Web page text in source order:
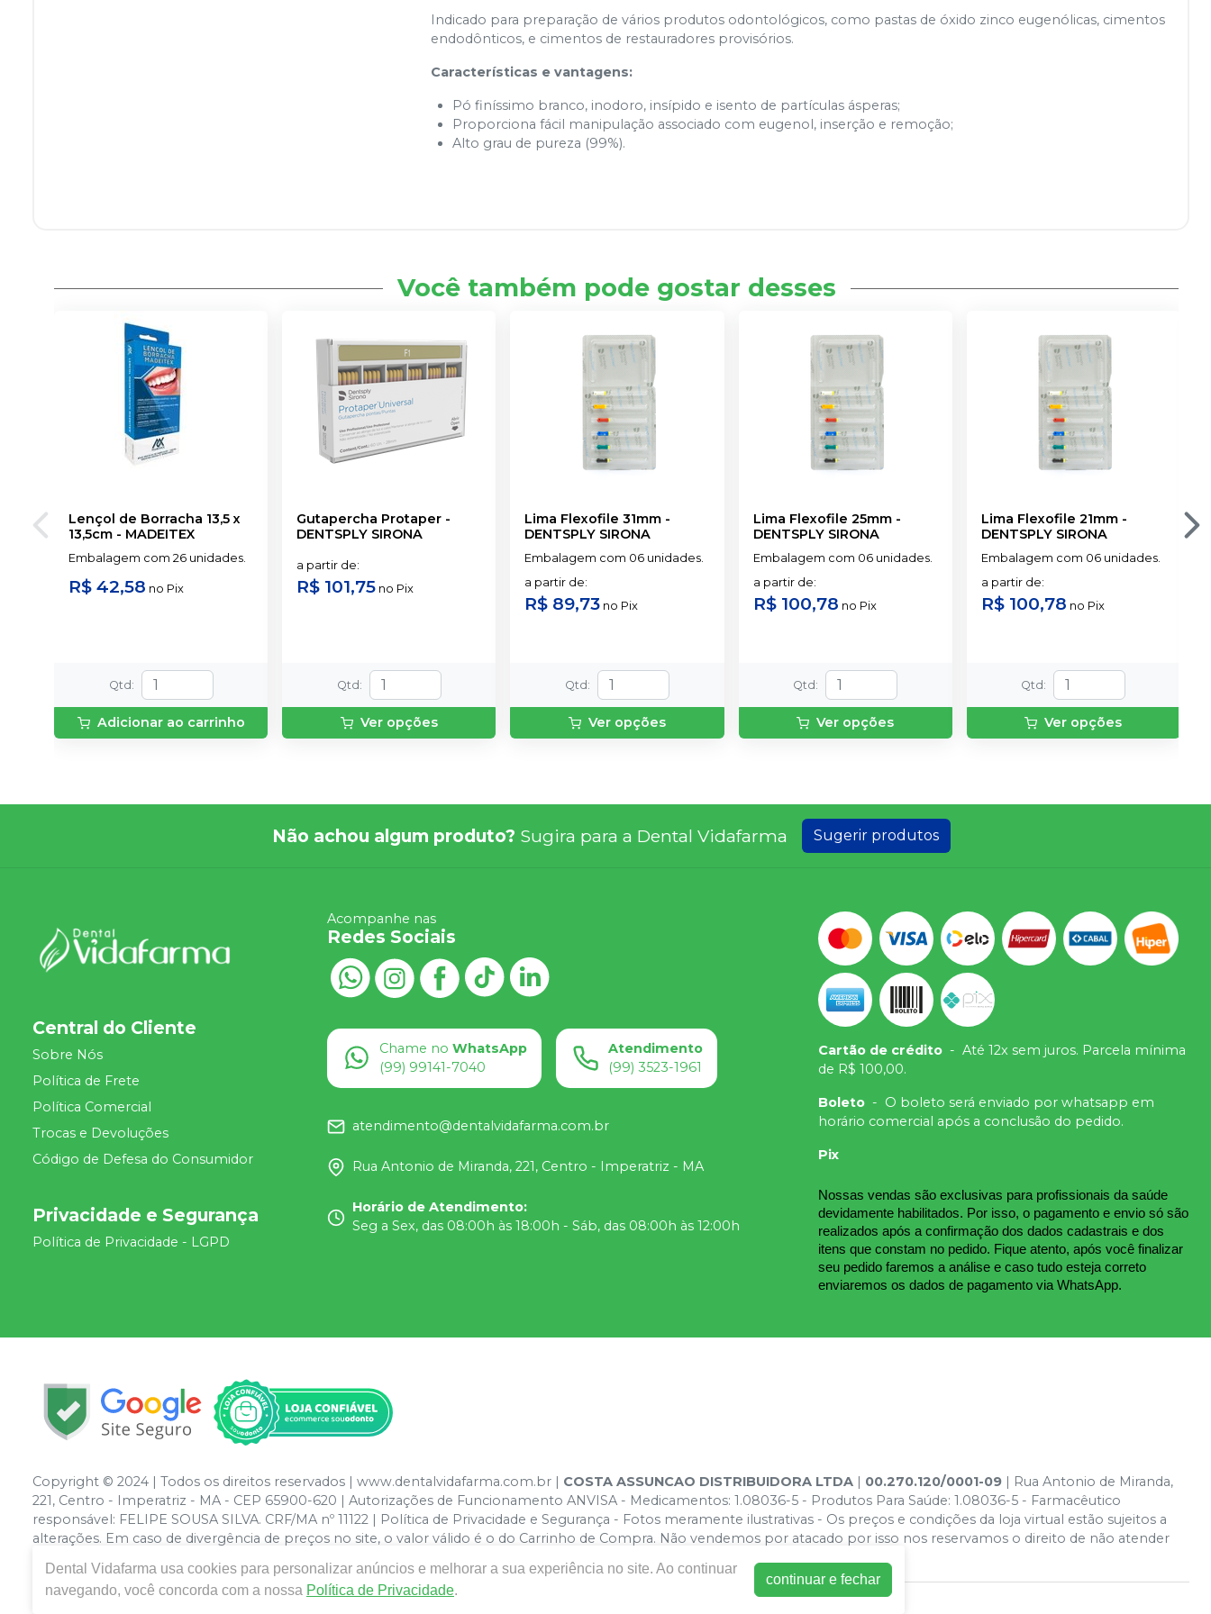
Indicado para preparação de vários produtos odontológicos, como pastas de óxido zinco eugenólicas, cimentos
endodônticos, e cimentos de restauradores provisórios.
Características e vantagens:
Pó finíssimo branco, inodoro, insípido e isento de partículas ásperas;
Proporciona fácil manipulação associado com eugenol, inserção e remoção;
Alto grau de pureza (99%).
Você também pode gostar desses
Lençol de Borracha 13,5 x
13,5cm - MADEITEX
Embalagem com 26 unidades.
R$ 42,58 no Pix
Qtd :
Adicionar ao carrinho
Gutapercha Protaper -
DENTSPLY SIRONA
a partir de:
R$ 101,75 no Pix
Qtd :
Ver opções
Lima Flexofile 31mm -
DENTSPLY SIRONA
Embalagem com 06 unidades.
a partir de:
R$ 89,73 no Pix
Qtd :
Ver opções
Lima Flexofile 25mm-
DENTSPLY SIRONA
Embalagem com 06 unidades.
a partir de:
R$ 100,78 no Pix
Qtd :
Ver opções
Lima Flexofile 21mm-
DENTSPLY SIRONA
Embalagem com 06 unidades.
a partir de:
R$ 100,78 no Pix
Qtd :
Ver opções
Não achou algum produto? Sugira para a Dental Vidafarma Sugerir produtos
Central do Cliente
Sobre Nós
Política de Frete
Política Comercial
Trocas e Devoluções
Código de Defesa do Consumidor
Privacidade e Segurança
Política de Privacidade - LGPD
Acompanhe nas
Redes Sociais
Chame no WhatsApp
(99) 99141-7040
Atendimento
(99) 3523-1961
atendimento@dentalvidafarma.com.br
Rua Antonio de Miranda, 221, Centro - Imperatriz - MA
Horário de Atendimento:
Seg a Sex, das 08:00h às 18:00h - Sáb, das 08:00h às 12:00h
Cartão de crédito - Até 12x sem juros. Parcela mínima
de R$ 100,00.
Boleto - O boleto será enviado por whatsapp em
horário comercial após a conclusão do pedido.
Pix
Nossas vendas são exclusivas para profissionais da saúde
devidamente habilitados. Por isso, o pagamento e envio só são
realizados após a confirmação dos dados cadastrais e dos
itens que constam no pedido. Fique atento, após você finalizar
seu pedido faremos a análise e caso tudo esteja correto
enviaremos os dados de pagamento via WhatsApp.
Copyright © 2024 | Todos os direitos reservados | www.dentalvidafarma.com.br | COSTA ASSUNCAO DISTRIBUIDORA LTDA | 00.270.120/0001-09 | Rua Antonio de Miranda,
221, Centro - Imperatriz - MA - CEP 65900-620 | Autorizações de Funcionamento ANVISA - Medicamentos: 1.08036-5 - Produtos Para Saúde: 1.08036-5 - Farmacêutico
responsável: FELIPE SOUSA SILVA. CRF/MA nº 11122 | Política de Privacidade e Segurança - Fotos meramente ilustrativas - Os preços e condições da loja virtual estão sujeitos a
alterações. Em caso de divergência de preços no site, o valor válido é o do Carrinho de Compra. Não vendemos por atacado por isso nos reservamos o direito de não atender
Dental Vidafarma usa cookies para personalizar anúncios e melhorar a sua experiência no site. Ao continuar
navegando, você concorda com a nossa Política de Privacidade.
continuar e fechar